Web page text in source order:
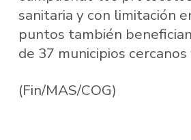
sanitaria y con limitación
puntos también
de 37 municipios
(Fin/MAS/COG)